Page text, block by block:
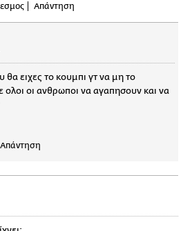
Απάντηση
ειχες το κουμπι γτ να μη το
ολοι οι ανθρωποι να αγαπησουν και να
Απάντηση